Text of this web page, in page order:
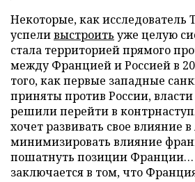
Некоторые, как исследователь
успеливыстроить уже целую
стала территорией прямого
между Францией и Россией в
того, как первые западные
приняты против России,
решили перейти в
хочет развивать свое влияние
минимизировать влияние
пошатнуть позиции
заключается в том, что